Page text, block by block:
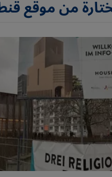
من موقع